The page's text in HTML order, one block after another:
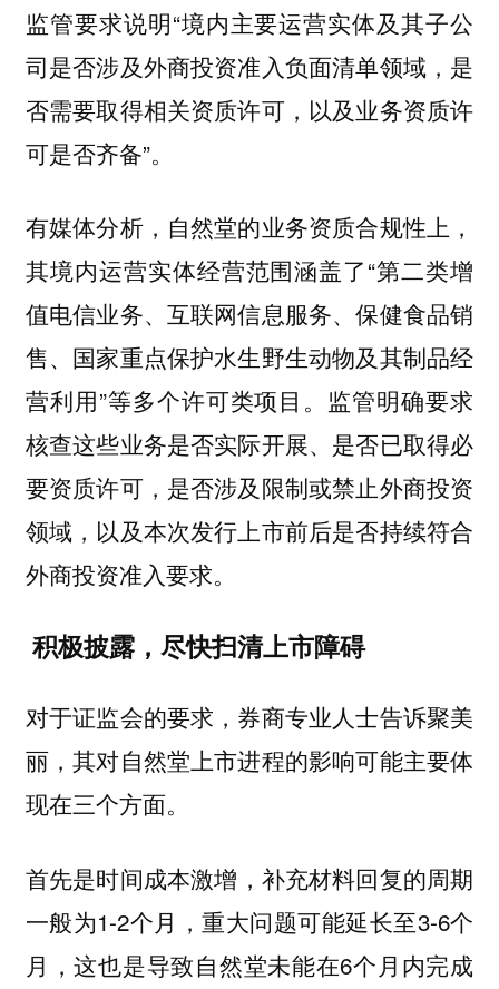
监管要求说明“境内主要运营实体及其子公
司是否涉及外商投资准入负面清单领域，是
否需要取得相关资质许可，以及业务资质许
可是否齐备”。
有媒体分析，自然堂的业务资质合规性上，
其境内运营实体经营范围涵盖了“第二类增
值电信业务、互联网信息服务、保健食品销
售、国家重点保护水生野生动物及其制品经
营利用”等多个许可类项目。监管明确要求
核查这些业务是否实际开展、是否已取得必
要资质许可，是否涉及限制或禁止外商投资
领域，以及本次发行上市前后是否持续符合
外商投资准入要求。
积极披露，尽快扫清上市障碍
对于证监会的要求，券商专业人士告诉聚美
丽，其对自然堂上市进程的影响可能主要体
现在三个方面。
首先是时间成本激增 ，补充材料回复的周期
一般为1-2个月，重大问题可能延长至3-6个
月，这也是导致自然堂未能在6个月内完成